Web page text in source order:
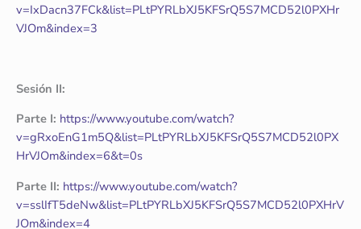
v=IxDacn37FCk&list=PLtPYRLbXJ5KFSrQ5S7MCD52l0PXHr
VJOm&index=3
Sesión II:
Parte I: https://www.youtube.com/watch?
v=gRxoEnG1m5Q&list=PLtPYRLbXJ5KFSrQ5S7MCD52l0PX
HrVJOm&index=6&t=0s
Parte II: https://www.youtube.com/watch?
v=sslIfT5deNw&list=PLtPYRLbXJ5KFSrQ5S7MCD52l0PXHrV
JOm&index=4